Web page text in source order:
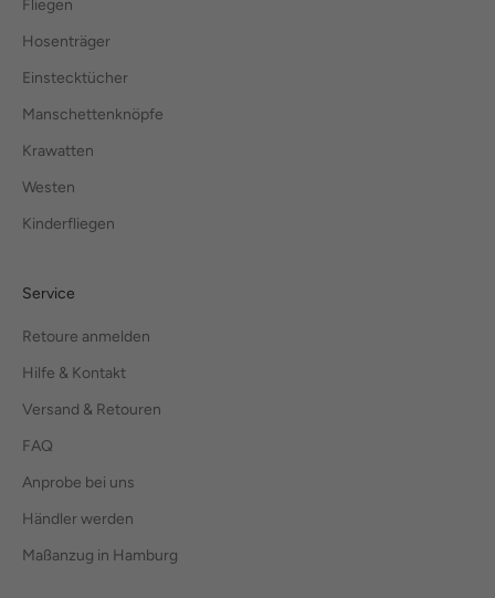
Fliegen
Hosenträger
Einstecktücher
Manschettenknöpfe
Krawatten
Westen
Kinderfliegen
Service
Retoure anmelden
Hilfe & Kontakt
Versand & Retouren
FAQ
Anprobe bei uns
Händler werden
Maßanzug in Hamburg